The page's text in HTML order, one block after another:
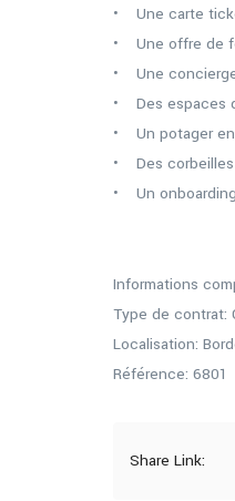
• Une carte
• Une offre de
• Une
• Des espaces
• Un potager
• Des corbeilles
• Un
Informations
Type de contrat:
Localisation:
Référence: 6801
Share Link: